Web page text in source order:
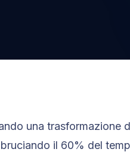
una
il 60% del